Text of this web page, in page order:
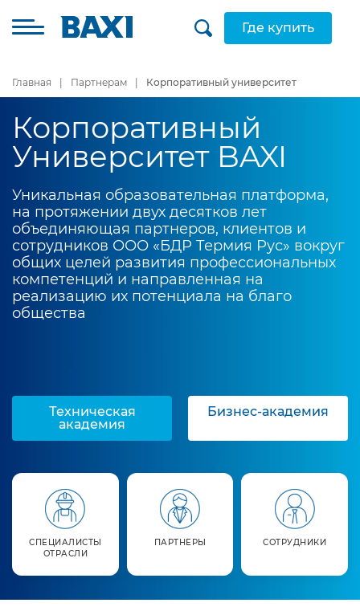
Где купить
Главная Партнерам Корпоративный университет
Корпоративный
Университет BAXI
Уникальная образовательная платформа,
на протяжении двух десятков лет
объединяющая партнеров, клиентов и
сотрудников ООО «БДР Термия Рус» вокруг
общих целей развития профессиональных
компетенций и направленная на
реализацию их потенциала на благо
общества
Техническая
академия
Бизнес-академия
СПЕЦИАЛИСТЫ
ОТРАСЛИ
ПАРТНЕРЫ СОТРУДНИКИ